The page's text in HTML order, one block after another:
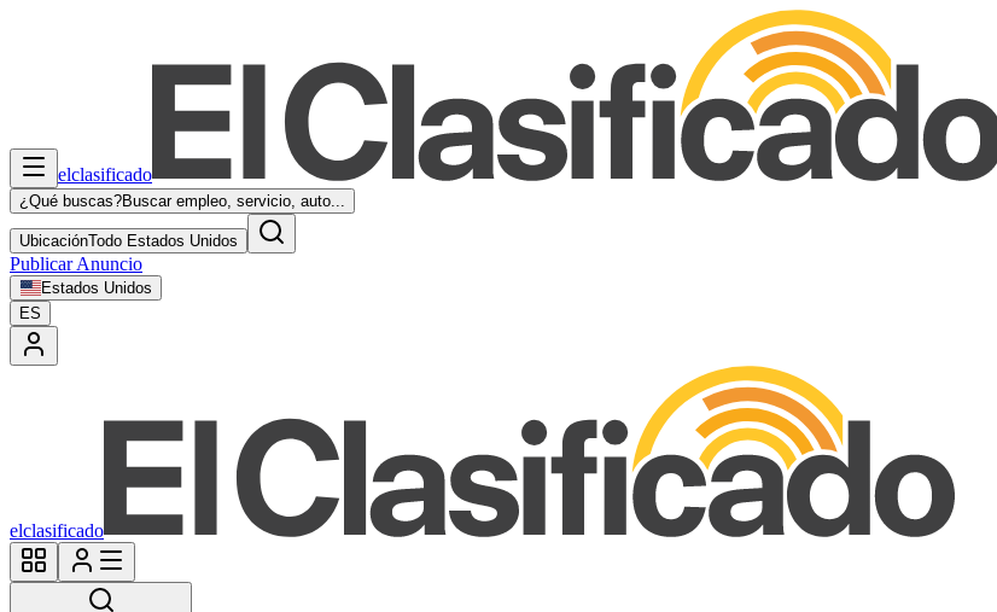
elclasificado
¿Qué buscas?Buscar empleo, servicio, auto...
UbicaciónTodo Estados Unidos
Publicar Anuncio
Estados Unidos
ES
elclasificado